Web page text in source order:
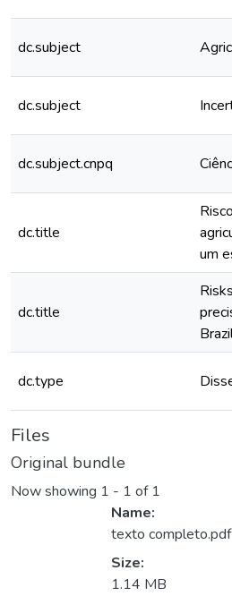
dc.subject
dc.subject
dc.subject.cnpq
dc.title
um
dc.title
dc.type
Files
Original bundle
Now showing 1 - 1 of 1
Name:
texto completo.pdf
Size:
1.14 MB